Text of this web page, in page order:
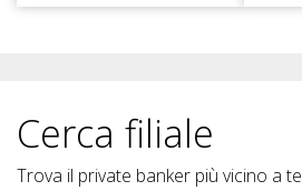
Cerca filiale
Trova il private banker più vicino a te